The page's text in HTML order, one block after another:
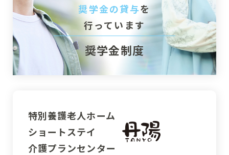
奨学金の貸与を
行っています
奨学金制度
特別養護老人ホーム
ショートステイ
介護プランセンター